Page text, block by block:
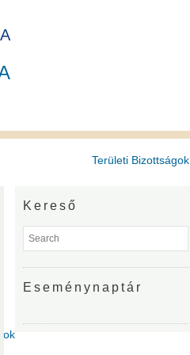
Területi Bizottságok
Kereső
Eseménynaptár